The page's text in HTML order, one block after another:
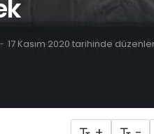
17 Kasım 2020 tarihinde